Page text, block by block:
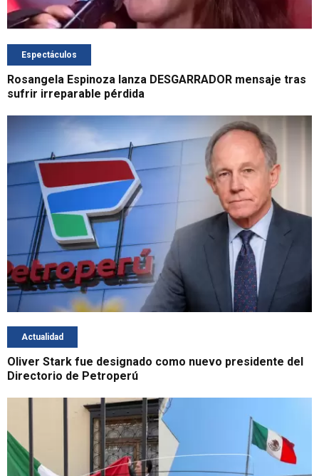
Espectáculos
Rosangela Espinoza lanza DESGARRADOR mensaje tras
sufrir irreparable pérdida
Actualidad
Oliver Stark fue designado como nuevo presidente del
Directorio de Petroperú